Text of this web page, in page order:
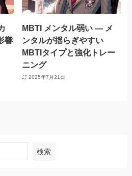
響
MBTI メンタル弱い — メ
ンタルが揺らぎやすい
MBTIタイプと強化トレー
ニング
2025年7月21日
検索